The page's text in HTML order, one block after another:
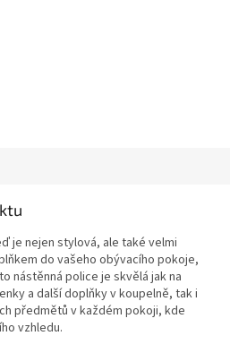
je nejen stylová, ale také velmi
do vašeho obývacího pokoje,
nástěnná police je skvělá jak na
a další doplňky v koupelně, tak i
předmětů v každém pokoji, kde
vzhledu.